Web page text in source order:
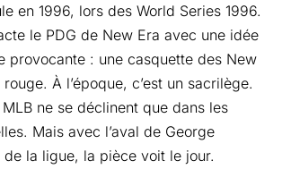
en 1996, lors des World Series 1996.
le PDG de New Era avec une idée
provocante : une casquette des New
À l’époque, c’est un sacrilège.
ne se déclinent que dans les
Mais avec l’aval de George
de la ligue, la pièce voit le jour.